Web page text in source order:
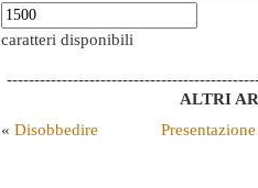
caratteri disponibili
ALTRI
« Disobbedire